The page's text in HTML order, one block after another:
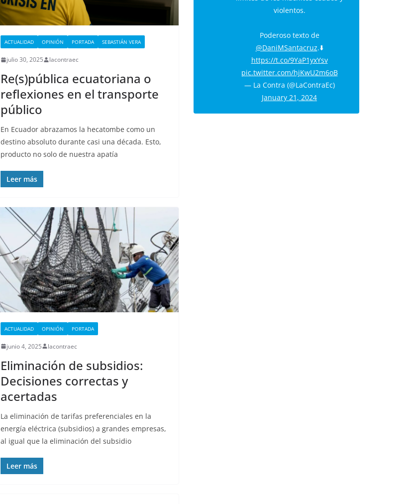
ACTUALIDAD OPINIÓN PORTADA SEBASTIÁN VERA
julio 30, 2025 lacontraec
Re(s)pública ecuatoriana o
reflexiones en el transporte
público
En Ecuador abrazamos la hecatombe como un
destino absoluto durante casi una década. Esto,
producto no solo de nuestra apatía
Leer más
ACTUALIDAD OPINIÓN PORTADA
junio 4, 2025 lacontraec
Eliminación de subsidios:
Decisiones correctas y
acertadas
La eliminación de tarifas preferenciales en la
energía eléctrica (subsidios) a grandes empresas,
al igual que la eliminación del subsidio
Leer más
violentos.
Poderoso texto de
@DaniMSantacruz.⬇️
https://t.co/9YaP1yxYsv
pic.twitter.com/hjKwU2m6oB
— La Contra (@LaContraEc)
January 21, 2024